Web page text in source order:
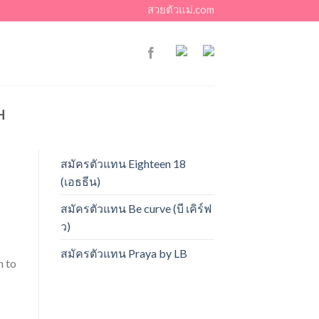
สวยตัวแม่.com
to
สมัครตัวแทน Eighteen 18
(เอธธีน)
สมัครตัวแทน Be curve (บี เคิร์ฟ
ว)
สมัครตัวแทน Praya by LB